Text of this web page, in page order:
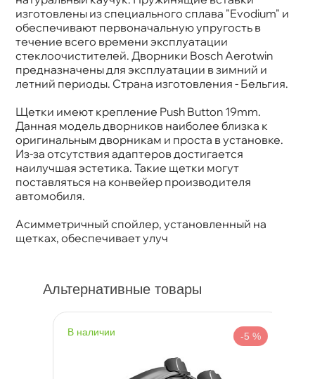
изготовлены из специального сплава "Evodium" и
обеспечивают первоначальную упругость
течение всего времени эксплуатации
стеклоочистителей. Дворники Bosch Aerotwin
предназначены для эксплуатации в зимний и
летний периоды. Страна изготовления - Бельгия.
Щетки имеют крепление Push Button 19mm.
Данная модель дворников наиболее близка к
оригинальным дворникам и проста в установке.
Из-за отсутствия адаптеров достигается
наилучшая эстетика. Такие щетки могут
поставляться на конвейер производителя
автомобиля.
Асимметричный спойлер, установленный на
щетках, обеспечивает улуч
Альтернативные товары
наличии -5 %